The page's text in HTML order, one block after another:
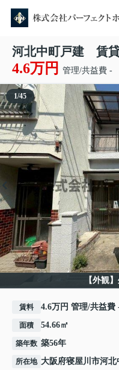
河北中町戸建 賃
4.6万円 管理/共益費 -
【外観
1/45
賃料 4.6万円 管理/共益費
面積 54.66㎡
築年数 築56年
所在地 大阪府寝屋川市河北